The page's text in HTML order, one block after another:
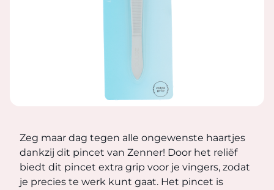
Zeg maar dag tegen alle ongewenste haartjes dankzij
Zeg maar dag tegen alle ongewenste haartjes
dankzij dit pincet van Zenner! Door het reliëf
biedt dit pincet extra grip voor je vingers, zodat
je precies te werk kunt gaat. Het pincet is